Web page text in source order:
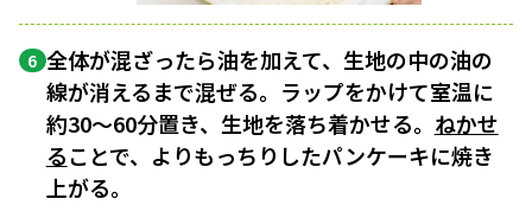
6 全体が混ざったら油を加えて、生地の中の油の
線が消えるまで混ぜる。ラップをかけて室温に
約30〜60分置き、生地を落ち着かせる。 ねかせ
ることで、よりもっちりしたパンケーキに焼き
上がる。